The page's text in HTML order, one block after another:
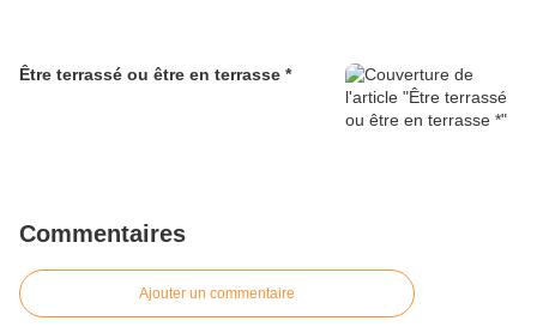
Être terrassé ou être en terrasse *
Commentaires
Ajouter un commentaire